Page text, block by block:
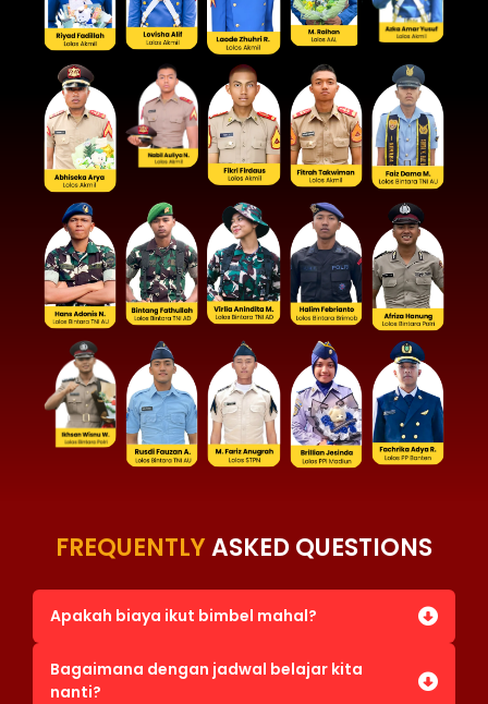
FREQUENTLYASKED QUESTIONS
Apakah biaya ikut bimbel mahal?
Bagaimana dengan jadwal belajar kita
nanti?